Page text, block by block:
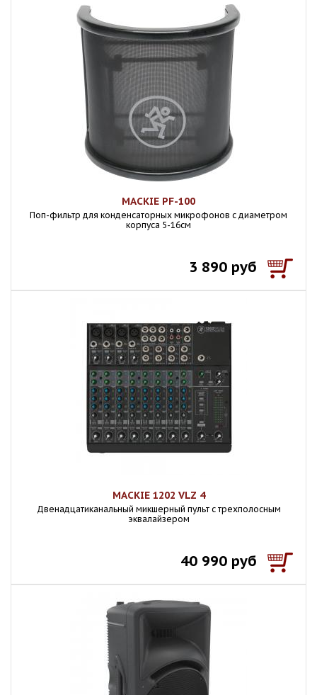
MACKIE PF-100
Поп-фильтр для конденсаторных микрофонов с диаметром
корпуса 5-16см
3 890 руб
MACKIE 1202 VLZ 4
Двенадцатиканальный микшерный пульт с трехполосным
эквалайзером
40 990 руб